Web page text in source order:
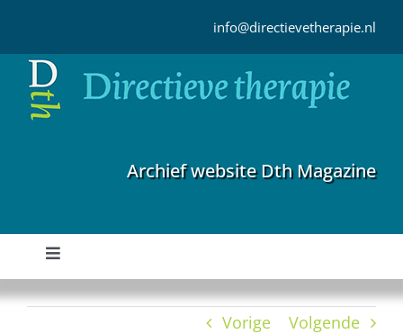
inhoud
info@directievetherapie.nl
Archief website Dth Magazine
Toggle
Navigation
Home
Vorige Volgende